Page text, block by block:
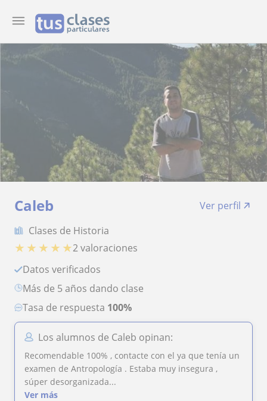
Caleb
Ver perfil
Clases de Historia
★ ★ ★ ★ ★2 valoraciones
Datos verificados
más de 5 años dando clase
Tasa de respuesta 100%
Los alumnos de Caleb opinan:
Recomendable 100% , contacte con el ya que tenía un
examen de Antropología . Estaba muy insegura ,
súper desorganizada...
Ver más